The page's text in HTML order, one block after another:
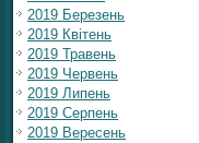
2019 Березень
2019 Квітень
2019 Травень
2019 Червень
2019 Липень
2019 Серпень
2019 Вересень